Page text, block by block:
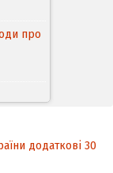
про
додаткові 30